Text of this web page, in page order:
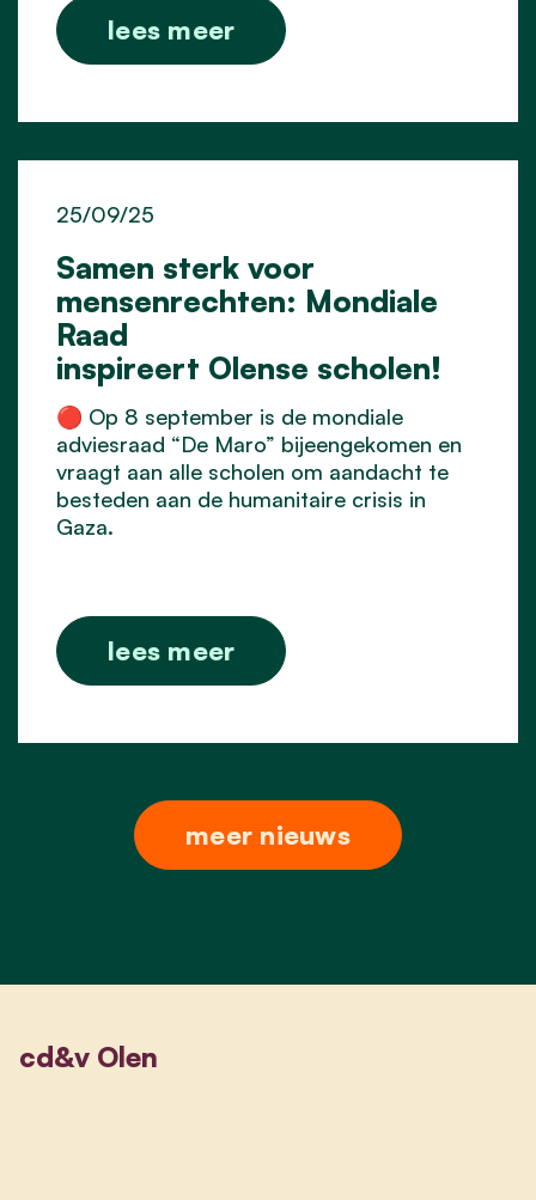
lees meer
Samen sterk voor
mensenrechten: Mondiale
Raad
inspireert Olense scholen!
25/09/25
🔴 Op 8 september is de mondiale
adviesraad “De Maro” bijeengekomen en
vraagt aan alle scholen om aandacht te
besteden aan de humanitaire crisis in
Gaza.
lees meer
meer nieuws
cd&v Olen